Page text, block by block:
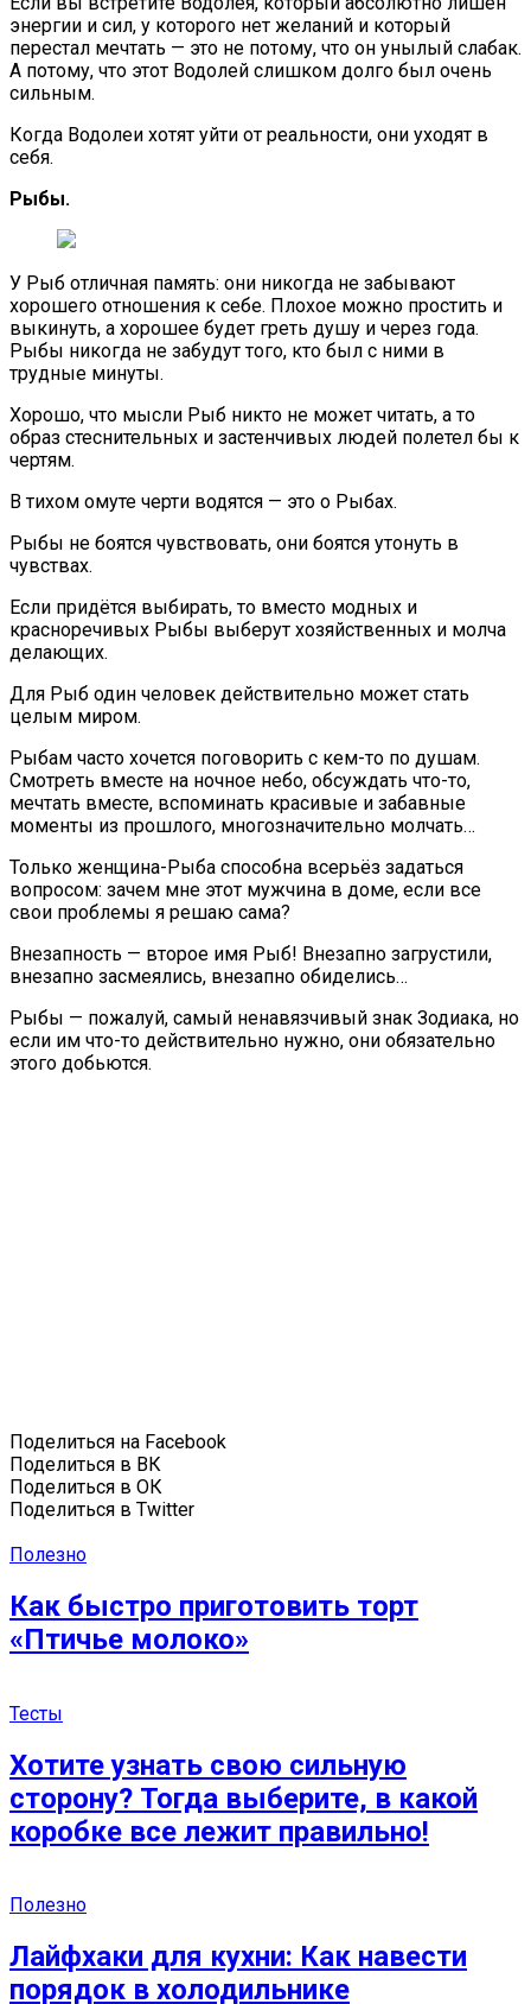
энергии и сил, у которого нет желаний и который
перестал мечтать — это не потому, что он унылый слабак.
А потому, что этот Водолей слишком долго был очень
сильным.
Когда Водолеи хотят уйти от реальности, они уходят в
себя.
Рыбы.
У Рыб отличная память: они никогда не забывают
хорошего отношения к себе. Плохое можно простить и
выкинуть, а хорошее будет греть душу и через года.
Рыбы никогда не забудут того, кто был с ними в
трудные минуты.
Хорошо, что мысли Рыб никто не может читать, а то
образ стеснительных и застенчивых людей полетел бы к
чертям.
В тихом омуте черти водятся — это о Рыбах.
Рыбы не боятся чувствовать, они боятся утонуть в
чувствах.
Если придётся выбирать, то вместо модных и
красноречивых Рыбы выберут хозяйственных и молча
делающих.
Для Рыб один человек действительно может стать
целым миром.
Рыбам часто хочется поговорить с кем-то по душам.
Смотреть вместе на ночное небо, обсуждать что-то,
мечтать вместе, вспоминать красивые и забавные
моменты из прошлого, многозначительно молчать…
Только женщина-Рыба способна всерьёз задаться
вопросом: зачем мне этот мужчина в доме, если все
свои проблемы я решаю сама?
Внезапность — второе имя Рыб! Внезапно загрустили,
внезапно засмеялись, внезапно обиделись…
Рыбы — пожалуй, самый ненавязчивый знак Зодиака, но
если им что-то действительно нужно, они обязательно
этого добьются.
Поделиться на Facebook
Поделиться в ВК
Поделиться в ОК
Поделиться в Twitter
Полезно
Как быстро приготовить торт
«Птичье молоко»
Тесты
Хотите узнать свою сильную
сторону? Тогда выберите, в какой
коробке все лежит правильно!
Полезно
Лайфхаки для кухни: Как навести
порядок в холодильнике